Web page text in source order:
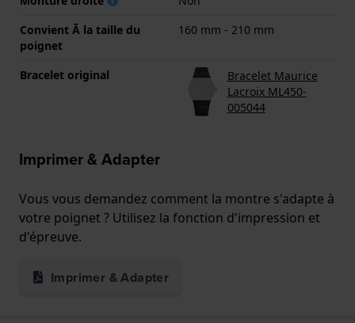
Convient Ă la taille du
poignet
160 mm - 210 mm
Bracelet original
Bracelet Maurice
Lacroix ML450-
005044
Imprimer & Adapter
Vous vous demandez comment la montre s'adapte à
votre poignet ? Utilisez la fonction d'impression et
d'épreuve.
Imprimer & Adapter